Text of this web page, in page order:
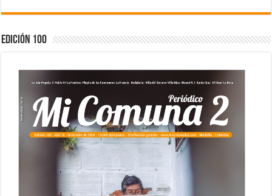
Edición 100